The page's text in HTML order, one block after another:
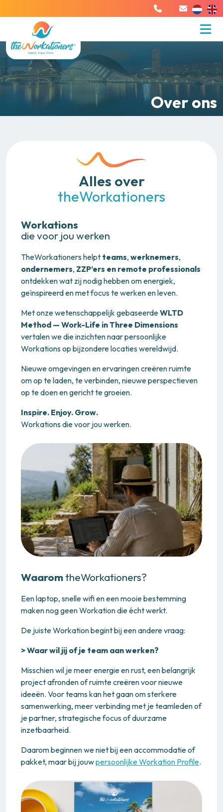
Over ons
Alles over
theWorkationers
Workations
die voor jou werken
TheWorkationers helpt teams, werknemers,
ondernemers, ZZP’ers en remote professionals
ontdekken wat zij nodig hebben om energiek,
geïnspireerd en met focus te werken en leven.
Met onze wetenschappelijk gebaseerdeWLTD
Method — Work-Life in Three Dimensions
vertalen we die inzichten naar persoonlijke
Workations op bijzondere locaties wereldwijd.
Nieuwe omgevingen en ervaringen creëren ruimte
om op te laden, te verbinden, nieuwe perspectieven
op te doen en gericht te groeien.
Inspire. Enjoy. Grow.
Workations die voor jou werken.
WaaromtheWorkationers?
Een laptop, snelle wifi en een mooie bestemming
maken nog geen Workation die écht werkt.
De juiste Workation begint bij een andere vraag:
> Waar wil jij of je team aan werken?
Misschien wil je meer energie en rust, een belangrijk
project afronden of ruimte creëren voor nieuwe
ideeën. Voor teams kan het gaan om sterkere
samenwerking, meer verbinding met je teamleden of
je partner, strategische focus of duurzame
inzetbaarheid.
Daarom beginnen we niet bij een accommodatie of
pakket, maar bij jouwpersoonlijke Workation Profile.